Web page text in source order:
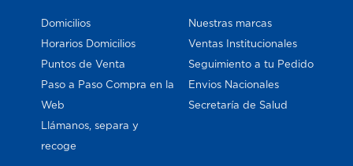
Domicilios
Horarios Domicilios
Puntos de Venta
Paso a Paso Compra en la
Web
Llámanos, separa y
recoge
Nuestras marcas
Ventas Institucionales
Seguimiento a tu Pedido
Envios Nacionales
Secretaría de Salud